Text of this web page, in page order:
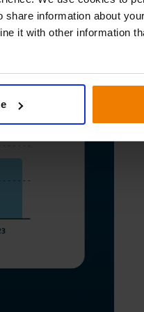
information about
it with other information